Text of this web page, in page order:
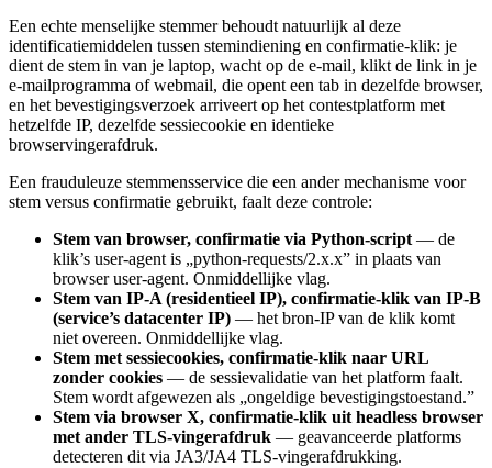
Een echte menselijke stemmer behoudt natuurlijk al deze
identificatiemiddelen tussen stemindiening en confirmatie-klik: je
dient de stem in van je laptop, wacht op de e-mail, klikt de link in je
e-mailprogramma of webmail, die opent een tab in dezelfde browser,
en het bevestigingsverzoek arriveert op het contestplatform met
hetzelfde IP, dezelfde sessiecookie en identieke
browservingerafdruk.
Een frauduleuze stemmensservice die een ander mechanisme voor
stem versus confirmatie gebruikt, faalt deze controle:
Stem van browser, confirmatie via Python-script — de
klik’s user-agent is „python-requests/2.x.x” in plaats van
browser user-agent. Onmiddellijke vlag.
Stem van IP-A (residentieel IP), confirmatie-klik van IP-B
(service’s datacenter IP) — het bron-IP van de klik komt
niet overeen. Onmiddellijke vlag.
Stem met sessiecookies, confirmatie-klik naar URL
zonder cookies — de sessievalidatie van het platform faalt.
Stem wordt afgewezen als „ongeldige bevestigingstoestand.”
Stem via browser X, confirmatie-klik uit headless browser
met ander TLS-vingerafdruk — geavanceerde platforms
detecteren dit via JA3/JA4 TLS-vingerafdrukking.